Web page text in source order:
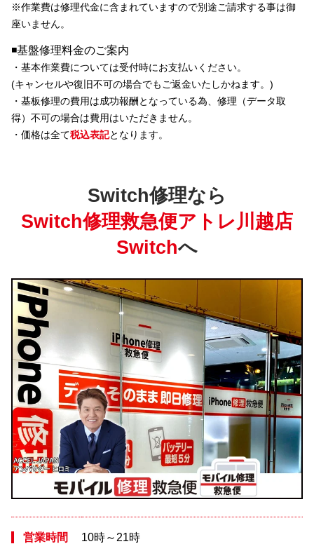
※作業費は修理代金に含まれていますので別途ご請求する事は御
座いません。
◾️基盤修理料金のご案内
・基本作業費については受付時にお支払いください。
(キャンセルや復旧不可の場合でもご返金いたしかねます。)
・基板修理の費用は成功報酬となっている為、修理（データ取
得）不可の場合は費用はいただきません。
・価格は全て税込表記となります。
Switch修理なら
Switch修理救急便アトレ川越店
Switchへ
営業時間
10時～21時